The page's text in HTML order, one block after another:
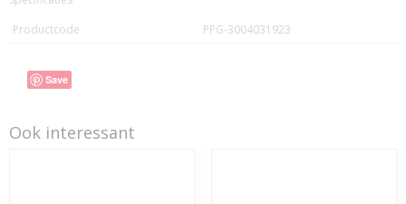
Productcode
PPG-3004031923
Save
Ook interessant